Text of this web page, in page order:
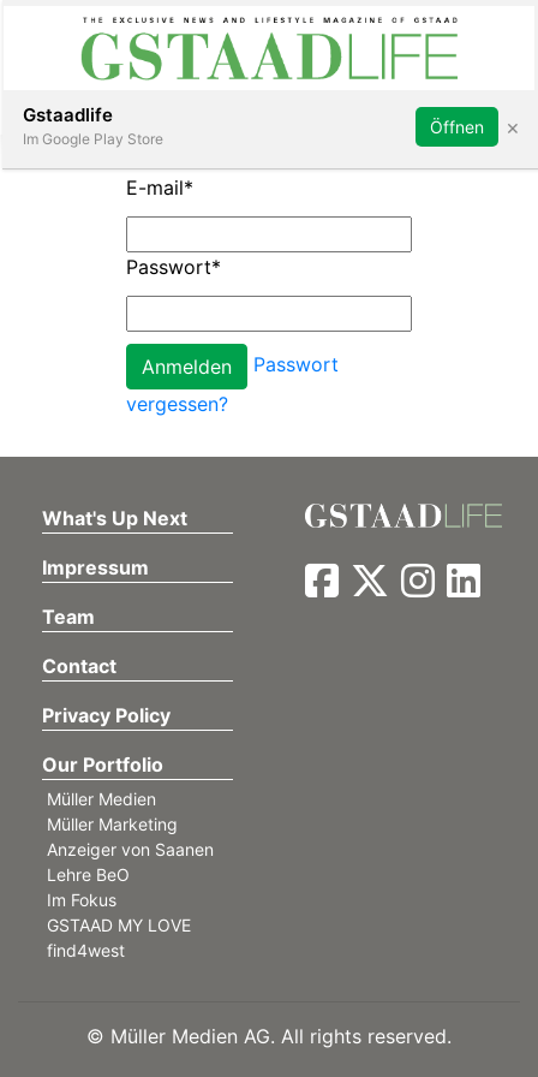
Subscribe Sign in
E-mail*
Passwort*
Passwort
vergessen?
What's Up Next
Impressum
Team
Contact
Privacy Policy
Our Portfolio
Müller Medien
Müller Marketing
Anzeiger von Saanen
Lehre BeO
Im Fokus
GSTAAD MY LOVE
find4west
© Müller Medien AG. All rights reserved.
Gstaadlife
Im Google Play Store
Öffnen ×